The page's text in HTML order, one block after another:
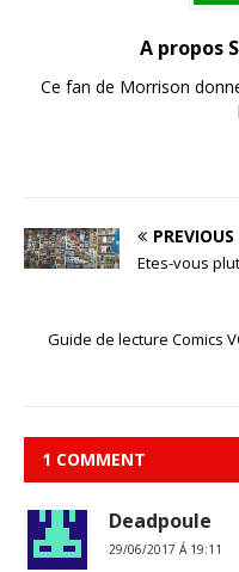
A propos
Ce fan de Morrison
PREVIOUS
Etes-vous
Guide de lecture Comics
1 COMMENT
Deadpoule
29/06/2017 Á 19:11